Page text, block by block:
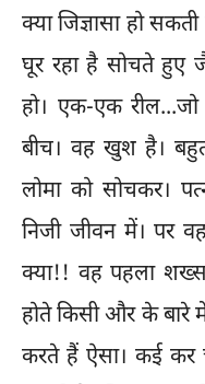
क्या जिज्ञासा हो
घूर रहा है सोचते हुए
हो। एक-एक
बीच। वह खुश है।
लोमा को सोचकर।
निजी जीवन में। पर
क्या!! वह पहला
होते किसी और के बारे
करते हैं ऐसा। कई कर